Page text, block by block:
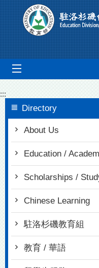
Go To Content
:::
Directory
About Us
Education /
Scholarships /
Chinese Learning
駐洛杉磯教育組
教育 / 華語